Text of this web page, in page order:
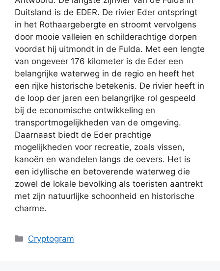
Duitsland is de EDER. De rivier Eder ontspringt
in het Rothaargebergte en stroomt vervolgens
door mooie valleien en schilderachtige dorpen
voordat hij uitmondt in de Fulda. Met een lengte
van ongeveer 176 kilometer is de Eder een
belangrijke waterweg in de regio en heeft het
een rijke historische betekenis. De rivier heeft in
de loop der jaren een belangrijke rol gespeeld
bij de economische ontwikkeling en
transportmogelijkheden van de omgeving.
Daarnaast biedt de Eder prachtige
mogelijkheden voor recreatie, zoals vissen,
kanoën en wandelen langs de oevers. Het is
een idyllische en betoverende waterweg die
zowel de lokale bevolking als toeristen aantrekt
met zijn natuurlijke schoonheid en historische
charme.
Categories
Cryptogram